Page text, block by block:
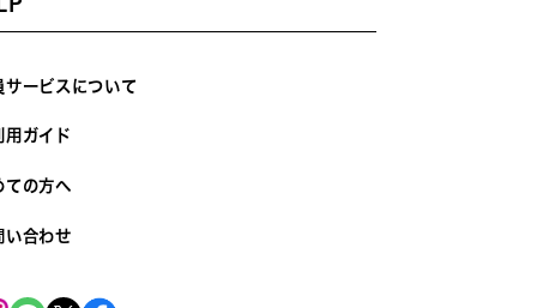
サービスについて
用ガイド
ての方へ
い合わせ